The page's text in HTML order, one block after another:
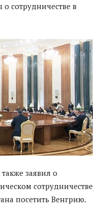
сотрудничестве в
заявил о
сотрудничестве
посетить Венгрию.